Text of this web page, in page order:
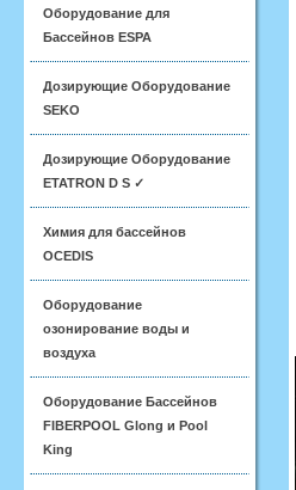
Оборудование для
Бассейнов ESPA
Дозирующие Оборудование
SEKO
Дозирующие Оборудование
ETATRON D S ✓
Химия для бассейнов
OCEDIS
Оборудование
озонирование воды и
воздуха
Оборудование Бассейнов
FIBERPOOL Glong и Pool
King